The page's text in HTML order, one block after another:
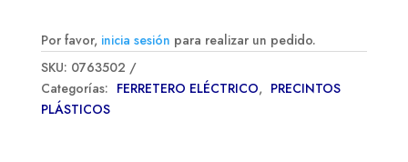
Por favor, inicia sesión para realizar un pedido.
SKU: 0763502
Categorías: FERRETERO ELÉCTRICO, PRECINTOS
PLÁSTICOS